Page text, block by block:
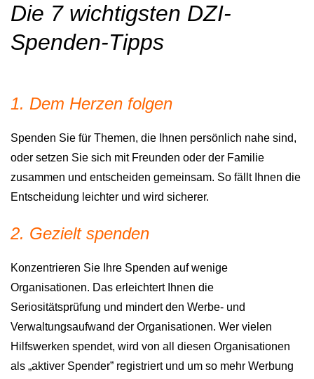
Die 7 wichtigsten DZI-
Spenden-Tipps
1. Dem Herzen folgen
Spenden Sie für Themen, die Ihnen persönlich nahe sind,
oder setzen Sie sich mit Freunden oder der Familie
zusammen und entscheiden gemeinsam. So fällt Ihnen die
Entscheidung leichter und wird sicherer.
2. Gezielt spenden
Konzentrieren Sie Ihre Spenden auf wenige
Organisationen. Das erleichtert Ihnen die
Seriositätsprüfung und mindert den Werbe- und
Verwaltungsaufwand der Organisationen. Wer vielen
Hilfswerken spendet, wird von all diesen Organisationen
als „aktiver Spender” registriert und um so mehr Werbung